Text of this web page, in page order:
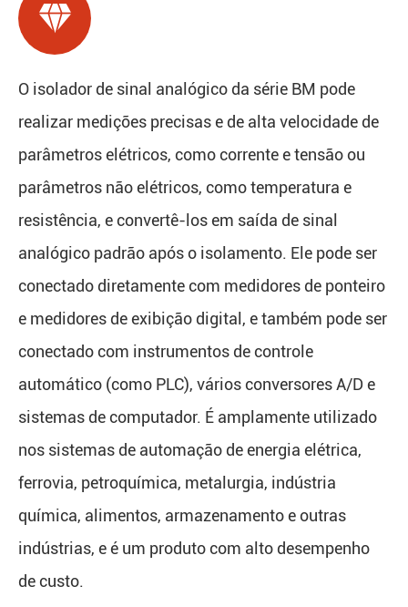

O isolador de sinal analógico da série BM pode
realizar medições precisas e de alta velocidade de
parâmetros elétricos, como corrente e tensão ou
parâmetros não elétricos, como temperatura e
resistência, e convertê-los em saída de sinal
analógico padrão após o isolamento. Ele pode ser
conectado diretamente com medidores de ponteiro
e medidores de exibição digital, e também pode ser
conectado com instrumentos de controle
automático (como PLC), vários conversores A/D e
sistemas de computador. É amplamente utilizado
nos sistemas de automação de energia elétrica,
ferrovia, petroquímica, metalurgia, indústria
química, alimentos, armazenamento e outras
indústrias, e é um produto com alto desempenho
de custo.